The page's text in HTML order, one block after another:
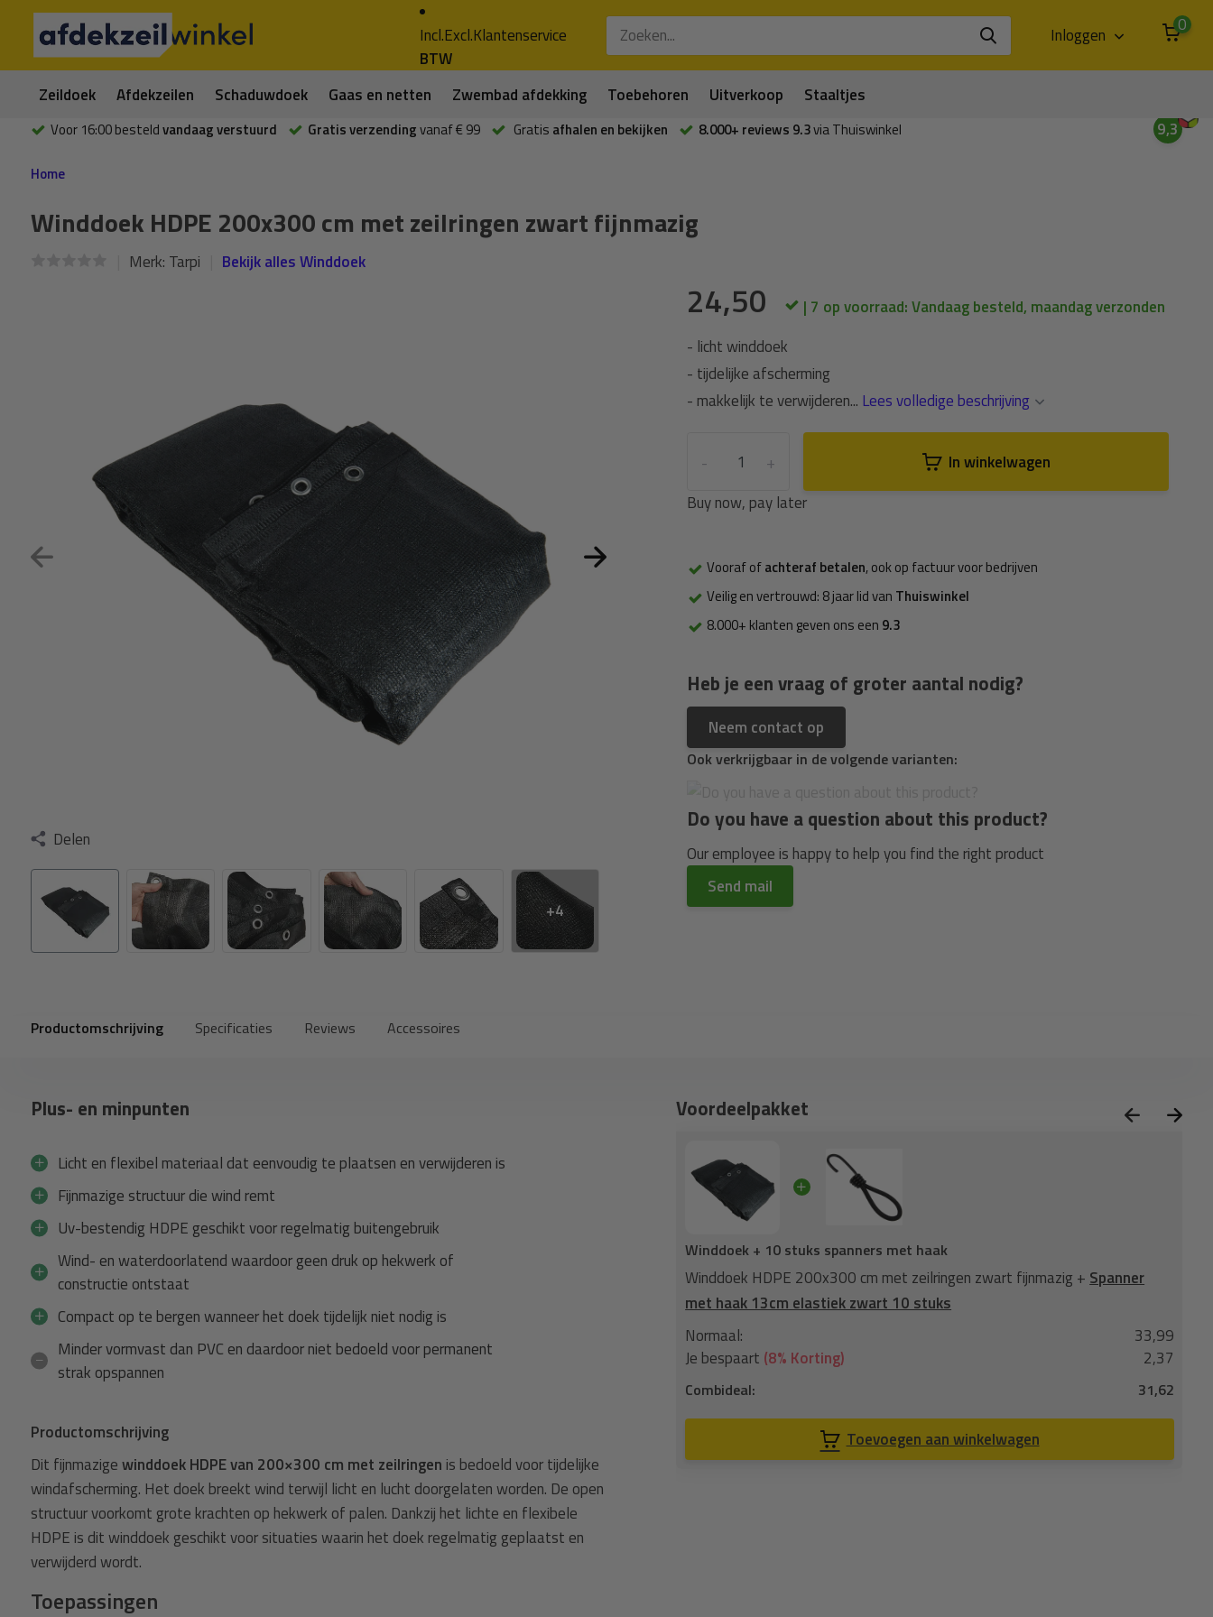
Incl.Excl.
BTW
Klantenservice Inloggen 0
Zeildoek Afdekzeilen Schaduwdoek Gaas en netten Zwembad afdekking Toebehoren Uitverkoop Staaltjes
Voor 16:00 besteldvandaag verstuurd Gratis verzendingvanaf € 99 Gratis afhalen en bekijken 8.000+ reviews 9.3via Thuiswinkel 9,3
Home
Winddoek HDPE 200x300 cm met zeilringen zwart fijnmazig
Merk: Tarpi Bekijk alles Winddoek
Delen
+4
24,50
| 7 op voorraad: Vandaag besteld, maandag verzonden
- licht winddoek
- tijdelijke afscherming
- makkelijk te verwijderen... Lees volledige beschrijving
+
-
In winkelwagen
Buy now, pay later
Vooraf ofachteraf betalen, ook op factuur voor bedrijven
Veilig en vertrouwd: 8 jaar lid van Thuiswinkel
8.000+ klanten geven ons een 9.3
Heb je een vraag of groter aantal nodig?
Neem contact op
Ook verkrijgbaar in de volgende varianten:
Do you have a question about this product?
Our employee is happy to help you find the right product
Send mail
Productomschrijving Specificaties Reviews Accessoires
Plus- en minpunten
Licht en flexibel materiaal dat eenvoudig te plaatsen en verwijderen is
Fijnmazige structuur die wind remt
Uv-bestendig HDPE geschikt voor regelmatig buitengebruik
Wind- en waterdoorlatend waardoor geen druk op hekwerk of
constructie ontstaat
Compact op te bergen wanneer het doek tijdelijk niet nodig is
Minder vormvast dan PVC en daardoor niet bedoeld voor permanent
strak opspannen
Productomschrijving
Dit fijnmazigewinddoek HDPE van 200×300 cm met zeilringen is bedoeld voor tijdelijke
windafscherming. Het doek breekt wind terwijl licht en lucht doorgelaten worden. De open
structuur voorkomt grote krachten op hekwerk of palen. Dankzij het lichte en flexibele
HDPE is dit winddoek geschikt voor situaties waarin het doek regelmatig geplaatst en
verwijderd wordt.
Toepassingen
Voordeelpakket
+Spanner
2,37
Winddoek + 10m elastisch koord
Winddoek HDPE 200x300 cm met zeilringen zwart fijnmazig +
Je bespaart(10% Korting)
Winddoek + 10 stuks spanners met haak
Winddoek HDPE 200x300 cm met zeilringen zwart fijnmazig +Spanner
met haak 13cm elastiek zwart 10 stuks
Normaal:
33,99
Je bespaart (8% Korting) 2,37
Combideal: 31,62
Toevoegen aan winkelwagen